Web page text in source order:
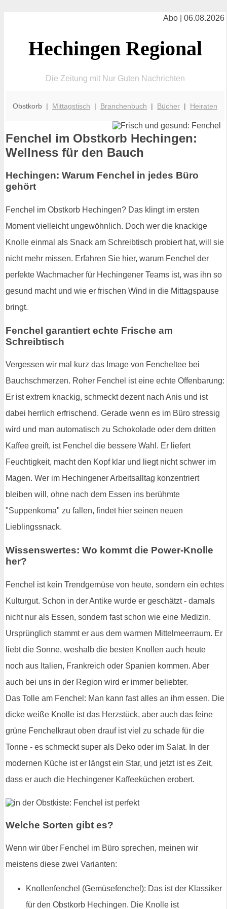
Abo | 06.08.2026
Hechingen Regional
Die Zeitung mit Nur Guten Nachrichten
Obstkorb | Mittagstisch | Branchenbuch | Bücher | Heiraten
Fenchel im Obstkorb Hechingen:
Wellness für den Bauch
Hechingen: Warum Fenchel in jedes Büro
gehört
Fenchel im Obstkorb Hechingen? Das klingt im ersten
Moment vielleicht ungewöhnlich. Doch wer die knackige
Knolle einmal als Snack am Schreibtisch probiert hat, will sie
nicht mehr missen. Erfahren Sie hier, warum Fenchel der
perfekte Wachmacher für Hechingener Teams ist, was ihn so
gesund macht und wie er frischen Wind in die Mittagspause
bringt.
Fenchel garantiert echte Frische am
Schreibtisch
Vergessen wir mal kurz das Image von Fencheltee bei
Bauchschmerzen. Roher Fenchel ist eine echte Offenbarung:
Er ist extrem knackig, schmeckt dezent nach Anis und ist
dabei herrlich erfrischend. Gerade wenn es im Büro stressig
wird und man automatisch zu Schokolade oder dem dritten
Kaffee greift, ist Fenchel die bessere Wahl. Er liefert
Feuchtigkeit, macht den Kopf klar und liegt nicht schwer im
Magen. Wer im Hechingener Arbeitsalltag konzentriert
bleiben will, ohne nach dem Essen ins berühmte
"Suppenkoma" zu fallen, findet hier seinen neuen
Lieblingssnack.
Wissenswertes: Wo kommt die Power-Knolle
her?
Fenchel ist kein Trendgemüse von heute, sondern ein echtes
Kulturgut. Schon in der Antike wurde er geschätzt - damals
nicht nur als Essen, sondern fast schon wie eine Medizin.
Ursprünglich stammt er aus dem warmen Mittelmeerraum. Er
liebt die Sonne, weshalb die besten Knollen auch heute
noch aus Italien, Frankreich oder Spanien kommen. Aber
auch bei uns in der Region wird er immer beliebter.
Das Tolle am Fenchel: Man kann fast alles an ihm essen. Die
dicke weiße Knolle ist das Herzstück, aber auch das feine
grüne Fenchelkraut oben drauf ist viel zu schade für die
Tonne - es schmeckt super als Deko oder im Salat. In der
modernen Küche ist er längst ein Star, und jetzt ist es Zeit,
dass er auch die Hechingener Kaffeeküchen erobert.
Welche Sorten gibt es?
Wenn wir über Fenchel im Büro sprechen, meinen wir
meistens diese zwei Varianten:
Knollenfenchel (Gemüsefenchel): Das ist der Klassiker
für den Obstkorb Hechingen. Die Knolle ist